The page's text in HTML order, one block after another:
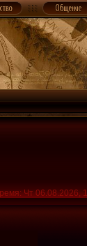
Чт 06.08.2026,